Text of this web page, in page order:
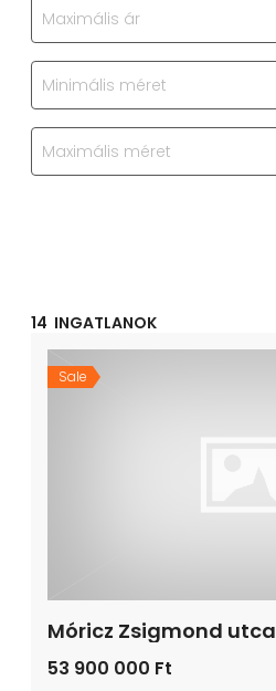
14 INGATLANOK
Sale
Móricz Zsigmond utca
53 900 000 Ft